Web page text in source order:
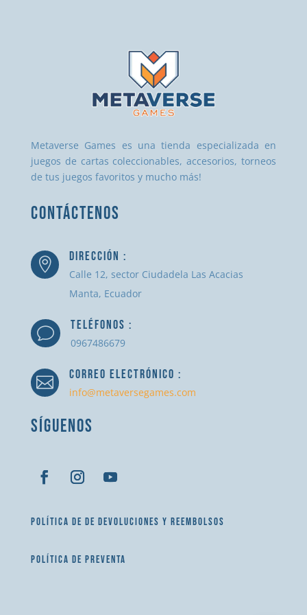
Metaverse Games es una tienda especializada en
juegos de cartas coleccionables, accesorios, torneos
de tus juegos favoritos y mucho más!
CONTÁCTENOS
 DIRECCIÓN :
Calle 12, sector Ciudadela Las Acacias
Manta, Ecuador
v TELÉFONOS :
0967486679
 CORREO ELECTRÓNICO :
info@metaversegames.com
SÍGUENOS
POLÍTICA DE DE DEVOLUCIONES Y REEMBOLSOS
POLÍTICA DE PREVENTA